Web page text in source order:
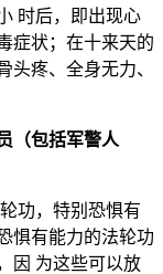
时后，即出现心
症状；在十来天的
头疼、全身无力、
（包括军警人
功，特别恐惧有
惧有能力的法轮功
因 为这些可以放